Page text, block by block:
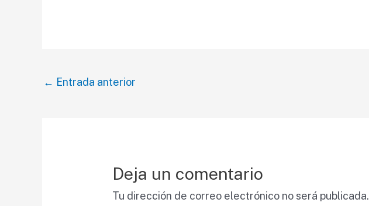
Navegación
← Entrada anterior
Deja un comentario
Tu dirección de correo electrónico no será publicada.